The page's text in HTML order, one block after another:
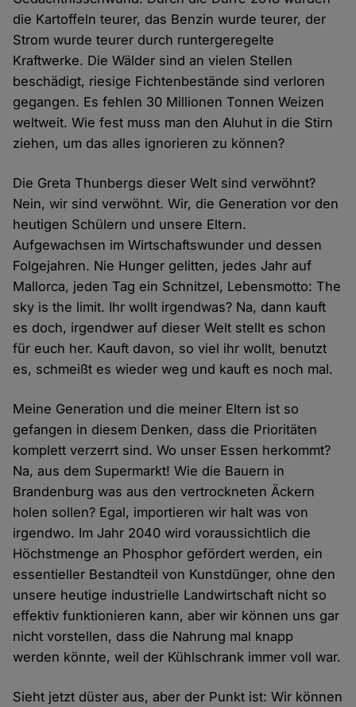
die Kartoffeln teurer, das Benzin wurde teurer, der
Strom wurde teurer durch runtergeregelte
Kraftwerke. Die Wälder sind an vielen Stellen
beschädigt, riesige Fichtenbestände sind verloren
gegangen. Es fehlen 30 Millionen Tonnen Weizen
weltweit. Wie fest muss man den Aluhut in die Stirn
ziehen, um das alles ignorieren zu können?
Die Greta Thunbergs dieser Welt sind verwöhnt?
Nein, wir sind verwöhnt. Wir, die Generation vor den
heutigen Schülern und unsere Eltern.
Aufgewachsen im Wirtschaftswunder und dessen
Folgejahren. Nie Hunger gelitten, jedes Jahr auf
Mallorca, jeden Tag ein Schnitzel, Lebensmotto: The
sky is the limit. Ihr wollt irgendwas? Na, dann kauft
es doch, irgendwer auf dieser Welt stellt es schon
für euch her. Kauft davon, so viel ihr wollt, benutzt
es, schmeißt es wieder weg und kauft es noch mal.
Meine Generation und die meiner Eltern ist so
gefangen in diesem Denken, dass die Prioritäten
komplett verzerrt sind. Wo unser Essen herkommt?
Na, aus dem Supermarkt! Wie die Bauern in
Brandenburg was aus den vertrockneten Äckern
holen sollen? Egal, importieren wir halt was von
irgendwo. Im Jahr 2040 wird voraussichtlich die
Höchstmenge an Phosphor gefördert werden, ein
essentieller Bestandteil von Kunstdünger, ohne den
unsere heutige industrielle Landwirtschaft nicht so
effektiv funktionieren kann, aber wir können uns gar
nicht vorstellen, dass die Nahrung mal knapp
werden könnte, weil der Kühlschrank immer voll war.
Sieht jetzt düster aus, aber der Punkt ist: Wir können